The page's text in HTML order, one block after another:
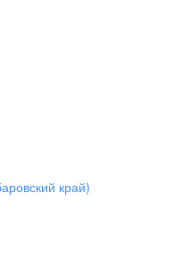
край)